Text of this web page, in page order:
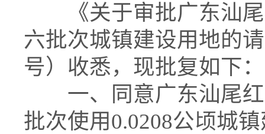
《关于审批广东汕尾
六批次城镇建设用地的
号）收悉，现批复如下：
一、同意广东汕尾红
批次使用0.0208公顷城